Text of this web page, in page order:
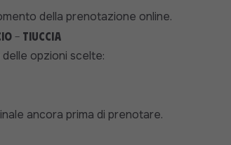
della prenotazione online.
- Tiuccia
opzioni scelte:
ancora prima di prenotare.